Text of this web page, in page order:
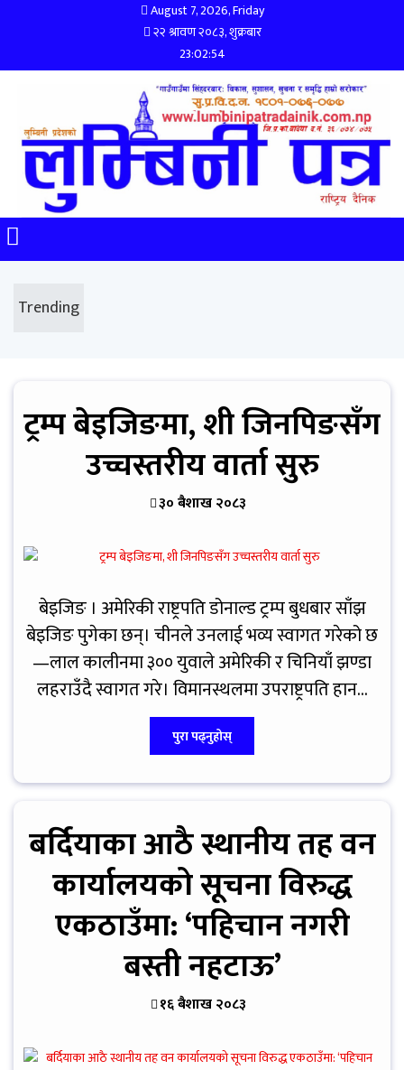
August 7, 2026, Friday
२२ श्रावण २०८३, शुक्रबार
23:02:55
Trending
ट्रम्प बेइजिङमा, शी जिनपिङसँग
उच्चस्तरीय वार्ता सुरु
३० बैशाख २०८३
बेइजिङ । अमेरिकी राष्ट्रपति डोनाल्ड ट्रम्प बुधबार साँझ
बेइजिङ पुगेका छन्। चीनले उनलाई भव्य स्वागत गरेको छ
—लाल कालीनमा ३०० युवाले अमेरिकी र चिनियाँ झण्डा
लहराउँदै स्वागत गरे। विमानस्थलमा उपराष्ट्रपति हान...
पुरा पढ्नुहोस्
बर्दियाका आठै स्थानीय तह वन
कार्यालयको सूचना विरुद्ध
एकठाउँमा: ‘पहिचान नगरी
बस्ती नहटाऊ’
१६ बैशाख २०८३